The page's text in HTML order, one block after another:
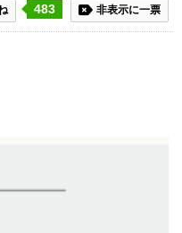
483 非表示に一票